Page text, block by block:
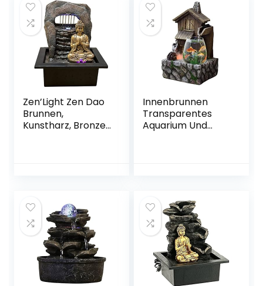
Innendekoration
Innenentspannung
Desktop-Brunnen
Zen’Light Zen Dao
Brunnen,
Kunstharz, Bronze,
Innenbrunnen
Transparentes
Aquarium Und
Luftbefeuchter
Relaxesion
Desktop
Dekorativer
Brunnen
Innenentspannung
sschreibtisc